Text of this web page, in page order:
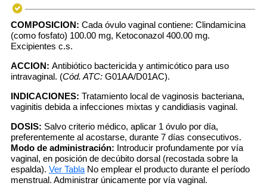
COMPOSICION: Cada óvulo vaginal contiene: Clindamicina
(como fosfato) 100.00 mg, Ketoconazol 400.00 mg.
Excipientes c.s.
ACCION: Antibiótico bactericida y antimicótico para uso
intravaginal. (Cód. ATC: G01AA/D01AC).
INDICACIONES: Tratamiento local de vaginosis bacteriana,
vaginitis debida a infecciones mixtas y candidiasis vaginal.
DOSIS: Salvo criterio médico, aplicar 1 óvulo por día,
preferentemente al acostarse, durante 7 días consecutivos.
Modo de administración: Introducir profundamente por vía
vaginal, en posición de decúbito dorsal (recostada sobre la
espalda). Ver Tabla No emplear el producto durante el período
menstrual. Administrar únicamente por vía vaginal.